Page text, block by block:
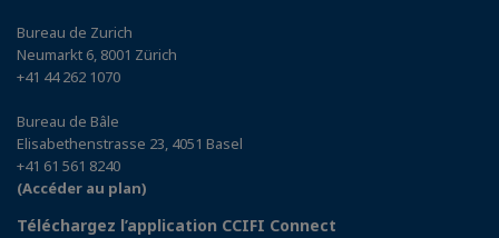
Bureau de Zurich
Neumarkt 6, 8001 Zürich
+41 44 262 1070
Bureau de Bâle
Elisabethenstrasse 23, 4051 Basel
+41 61 561 8240
(Accéder au plan)
Téléchargez l’application CCIFI Connect